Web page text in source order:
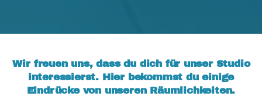
Wir freuen uns, dass du dich für unser Studio
interessierst. Hier bekommst du einige
Eindrücke von unseren Räumlichkeiten.